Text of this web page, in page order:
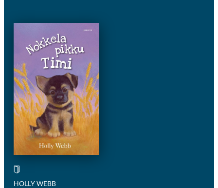
HOLLY WEBB